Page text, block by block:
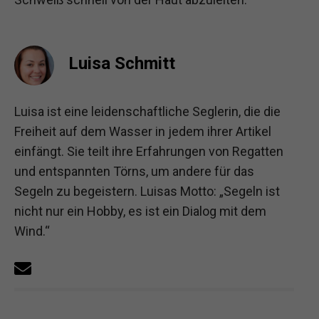
Luisa Schmitt
Luisa ist eine leidenschaftliche Seglerin, die die
Freiheit auf dem Wasser in jedem ihrer Artikel
einfängt. Sie teilt ihre Erfahrungen von Regatten
und entspannten Törns, um andere für das
Segeln zu begeistern. Luisas Motto: „Segeln ist
nicht nur ein Hobby, es ist ein Dialog mit dem
Wind.“